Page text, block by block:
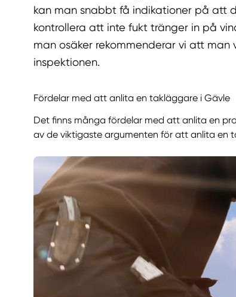
kan man snabbt få indikationer på att
kontrollera att inte fukt tränger in på
man osäker rekommenderar vi att
inspektionen.
Fördelar med att anlita en takläggare i Gävle
Det finns många fördelar med att anlita en
av de viktigaste argumenten för att anlita en